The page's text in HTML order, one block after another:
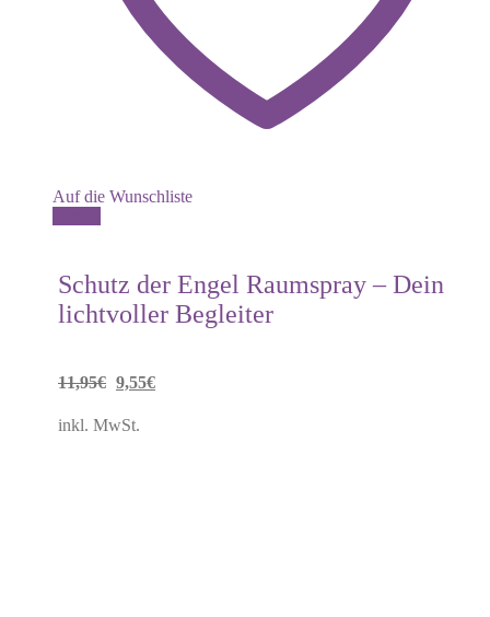
Auf die Wunschliste
Schutz der Engel Raumspray – Dein
lichtvoller Begleiter
11,95€ Ursprünglicher
Preis
9,55€Aktueller
inkl. MwSt.